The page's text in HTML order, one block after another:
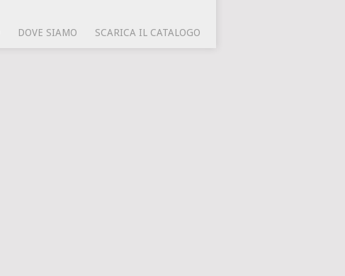
DOVE SIAMO SCARICA IL CATALOGO